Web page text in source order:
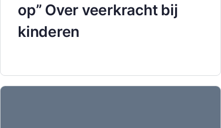
op” Over veerkracht bij
kinderen